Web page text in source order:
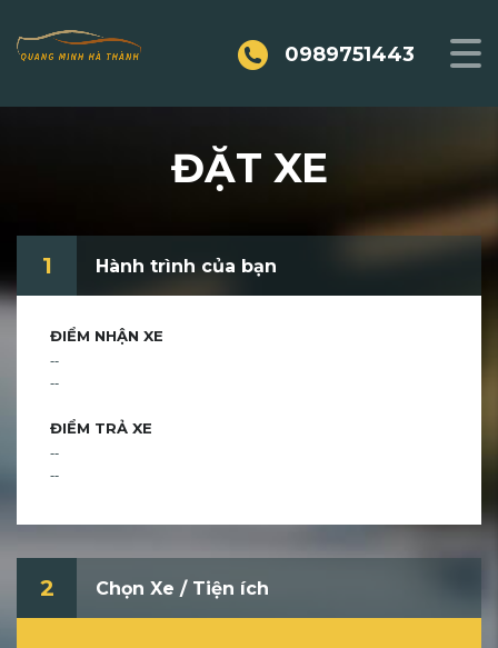
0989751443
ĐẶT XE
1 Hành trình của bạn
ĐIỂM NHẬN XE
--
--
ĐIỂM TRẢ XE
--
--
2 Chọn Xe / Tiện ích